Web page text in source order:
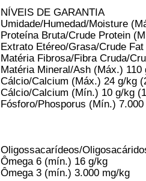
NÍVEIS DE GARANTIA
Umidade/Humedad/Moisture
Proteína Bruta/Crude Protein
Extrato Etéreo/Grasa/Crude
Matéria Fibrosa/Fibra Cruda/
Matéria Mineral/Ash (Máx.) 110
Cálcio/Calcium (Máx.) 24 g/kg
Cálcio/Calcium (Mín.) 10 g/kg
Fósforo/Phosporus (Mín.)
Oligossacarídeos/
Ômega 6 (mín.) 16 g/kg
Ômega 3 (mín.) 3.000 mg/kg